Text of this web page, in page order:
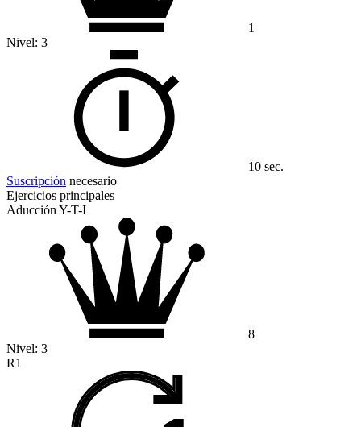
1
Nivel: 3
10 sec.
Suscripción necesario
Ejercicios principales
Aducción Y-T-I
8
Nivel: 3
R1